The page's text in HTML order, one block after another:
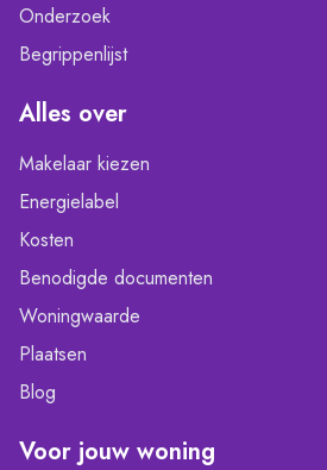
Onderzoek
Begrippenlijst
Alles over
Makelaar kiezen
Energielabel
Kosten
Benodigde documenten
Woningwaarde
Plaatsen
Blog
Voor jouw woning